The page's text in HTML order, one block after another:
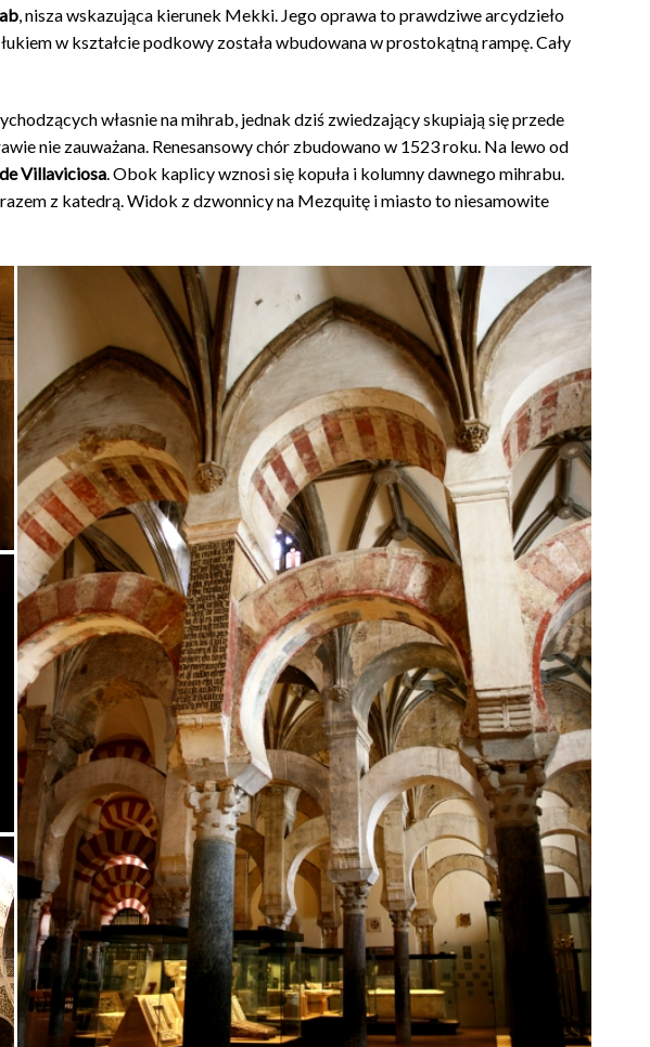
, nisza wskazująca kierunek Mekki. Jego oprawa to prawdziwe arcydzieło
w kształcie podkowy została wbudowana w prostokątną rampę. Cały
własnie na mihrab, jednak dziś zwiedzający skupiają się przede
nie zauważana. Renesansowy chór zbudowano w 1523 roku. Na lewo od
Villaviciosa. Obok kaplicy wznosi się kopuła i kolumny dawnego mihrabu.
z katedrą. Widok z dzwonnicy na Mezquitę i miasto to niesamowite